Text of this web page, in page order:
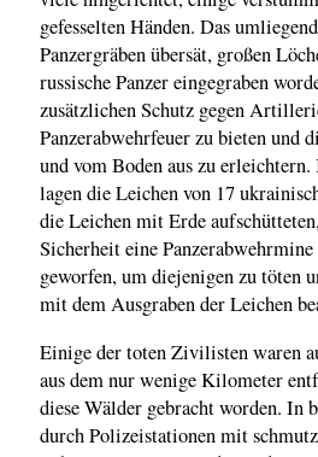
gefesselten Händen. Das
Panzergräben übersät, großen
russische Panzer eingegraben
zusätzlichen Schutz gegen
Panzerabwehrfeuer zu bieten und
und vom Boden aus zu
lagen die Leichen von 17
die Leichen mit Erde
Sicherheit eine
geworfen, um diejenigen zu töten
mit dem Ausgraben der Leichen
Einige der toten Zivilisten waren
aus dem nur wenige Kilometer
diese Wälder gebracht worden. In
durch Polizeistationen mit